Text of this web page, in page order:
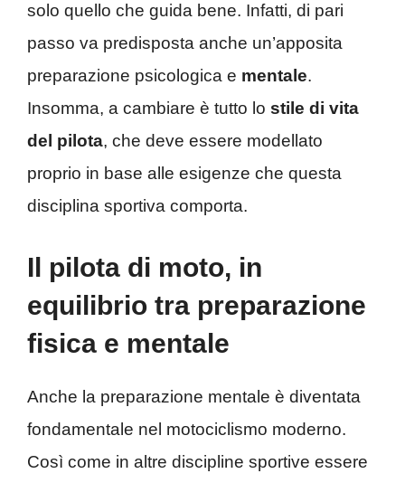
solo quello che guida bene. Infatti, di pari
passo va predisposta anche un’apposita
preparazione psicologica e mentale.
Insomma, a cambiare è tutto lo stile di vita
del pilota, che deve essere modellato
proprio in base alle esigenze che questa
disciplina sportiva comporta.
Il pilota di moto, in
equilibrio tra preparazione
fisica e mentale
Anche la preparazione mentale è diventata
fondamentale nel motociclismo moderno.
Così come in altre discipline sportive essere